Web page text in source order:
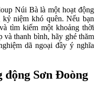
Núi Bà là một hoạt động
niệm khó quên. Nếu bạn
tìm kiếm một khoảng thời
và thanh bình, hãy ghé thăm
dã ngoại đầy ý nghĩa
động Sơn Đoòng